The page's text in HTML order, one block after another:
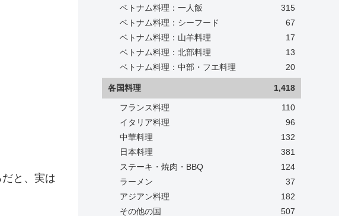
と、実は
ベトナム料理：一人飯
315
ベトナム料理：シーフード
67
ベトナム料理：山羊料理
17
ベトナム料理：北部料理
13
ベトナム料理：中部・フエ料理
20
各国料理 1,418
フランス料理
110
イタリア料理
96
中華料理
132
日本料理
381
ステーキ・焼肉・BBQ
124
ラーメン
37
アジアン料理
182
その他の国
507